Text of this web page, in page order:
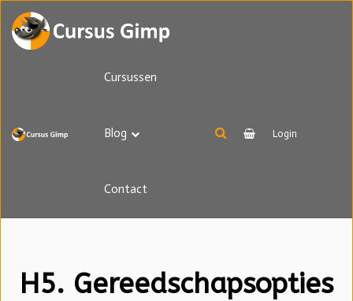
Cursussen
Blog
Contact
Login
H5. Gereedschapsopties